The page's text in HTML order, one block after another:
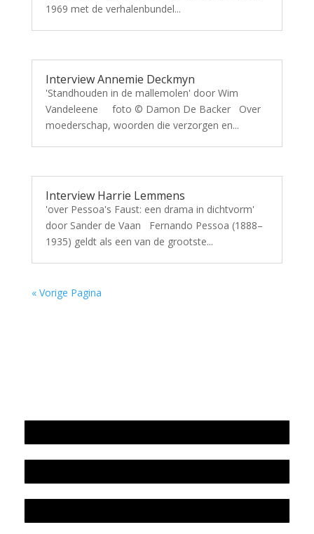
1969 met de verhalenbundel...
Interview Annemie Deckmyn
'Standhouden in de mallemolen' door Wim
Vandeleene foto © Damon De Backer Over
moederschap, woorden die verzorgen en...
Interview Harrie Lemmens
'over Pessoa's Faust: een drama in dichtvorm'
door Sander de Vaan Fernando Pessoa (1888–
1935) geldt als een van de grootste...
« Vorige Pagina